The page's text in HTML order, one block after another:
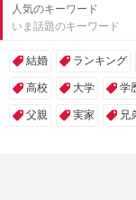
人気のキーワード
いま話題のキーワード
結婚 ランキング
高校 大学 学
父親 実家 兄